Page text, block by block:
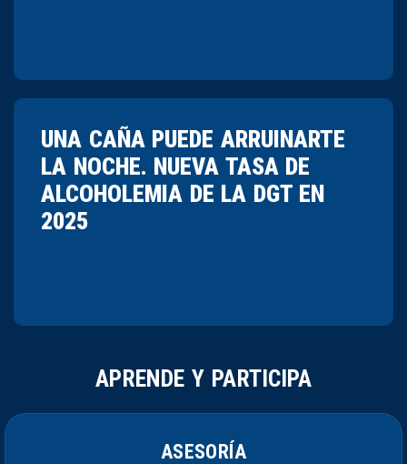
UNA CAÑA PUEDE ARRUINARTE
LA NOCHE. NUEVA TASA DE
ALCOHOLEMIA DE LA DGT EN
2025
APRENDE Y PARTICIPA
ASESORÍA